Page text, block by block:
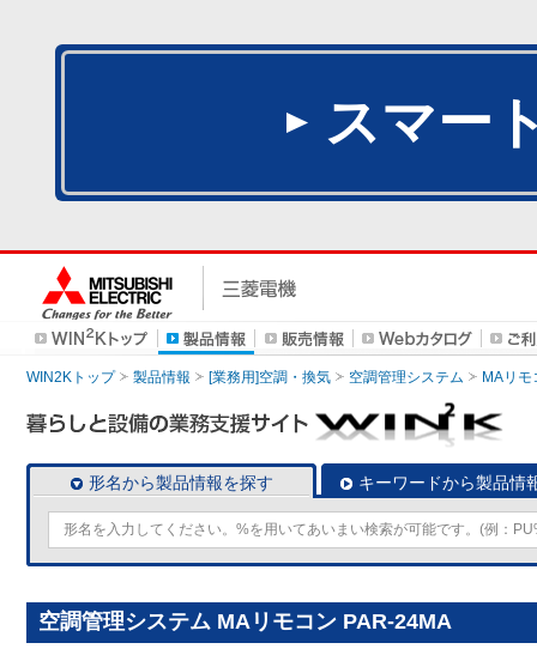
スマー
WIN2Kトップ 製品情報 [業務用]空調・換気 空調管理システム MAリモ
形名から製品情報を探す キーワードから製品情
空調管理システム MAリモコン PAR-24MA